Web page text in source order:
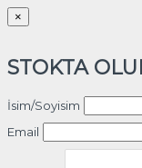
×
STOKTA
İsim/Soyisim
Email